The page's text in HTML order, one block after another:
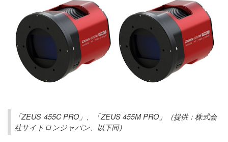
「ZEUS 455C PRO」、「ZEUS 455M PRO」（提供：株式会
社サイトロンジャパン、以下同）